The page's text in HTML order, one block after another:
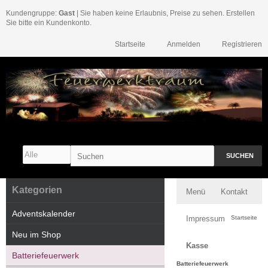
Kundengruppe: Gast | Sie haben keine Erlaubnis, Preise zu sehen. Erstellen
Sie bitte ein Kundenkonto.
Registrieren
Anmelden
Startseite
SUCHEN
Menü Kontakt
Impressum
Kasse
Startseite
Batteriefeuerwerk
Kategorien
Adventskalender
Neu im Shop
Batteriefeuerwerk